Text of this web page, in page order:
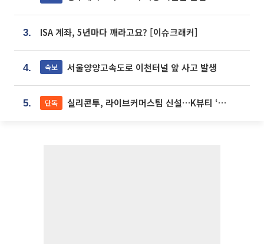
3. ISA 계좌, 5년마다 깨라고요? [이슈크래커]
4. 속보 서울양양고속도로 이천터널 앞 사고 발생
5. 단독 실리콘투, 라이브커머스팀 신설…K뷰티 ‘글로벌 판매망’ 확대[K뷰티 라방戰]